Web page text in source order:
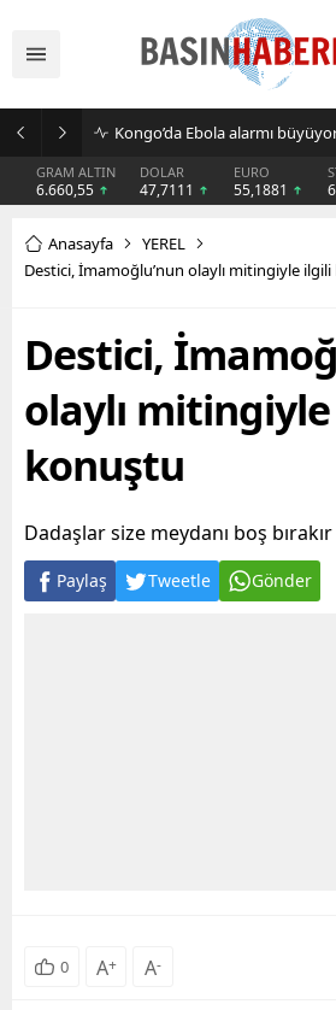
Kongo’da Ebola alarmı
GRAM ALTIN
6.660,55
DOLAR
47,7111
EURO
55,1881
Anasayfa
YEREL
Destici, İmamoğlu’nun olaylı mitingiyle
Destici,
olaylı
konuştu
Dadaşlar size meydanı boş bırakır
Paylaş Tweetle Gönder
0 A+ A-